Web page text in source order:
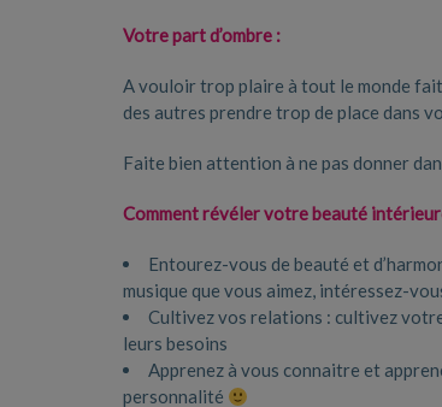
Votre part d’ombre :
A vouloir trop plaire à tout le monde
des autres prendre trop de place dans
Faite bien attention à ne pas donner
Comment révéler votre beauté
Entourez-vous de beauté et
musique que vous aimez, intéressez-
Cultivez vos relations : cultivez
leurs besoins
Apprenez à vous connaitre et
personnalité